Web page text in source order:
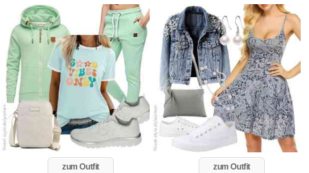
zum Outfit zum Outfit